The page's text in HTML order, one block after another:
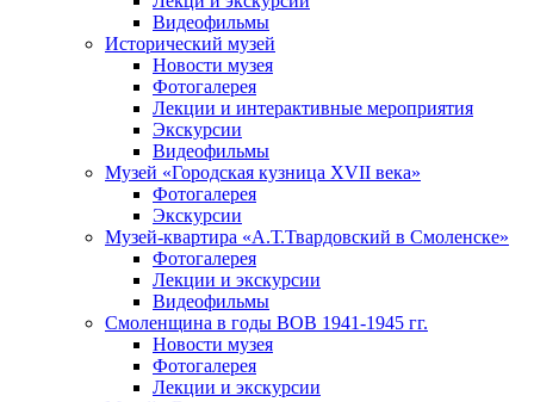
Видеофильмы
Исторический музей
Новости музея
Фотогалерея
Лекции и интерактивные мероприятия
Экскурсии
Видеофильмы
Музей «Городская кузница XVII века»
Фотогалерея
Экскурсии
Музей-квартира «А.Т.Твардовский в Смоленске»
Фотогалерея
Лекции и экскурсии
Видеофильмы
Смоленщина в годы ВОВ 1941-1945 гг.
Новости музея
Фотогалерея
Лекции и экскурсии